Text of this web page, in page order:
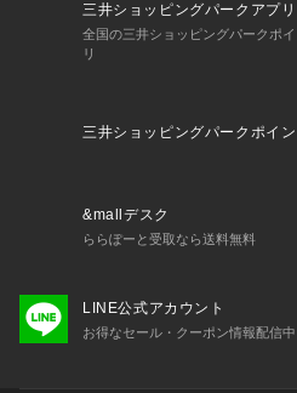
三井ショッピングパークアプリ
全国の三井ショッピングパークポ
リ
三井ショッピングパークポイン
&mallデスク
ららぽーと受取なら送料無料
LINE公式アカウント
お得なセール・クーポン情報配信中